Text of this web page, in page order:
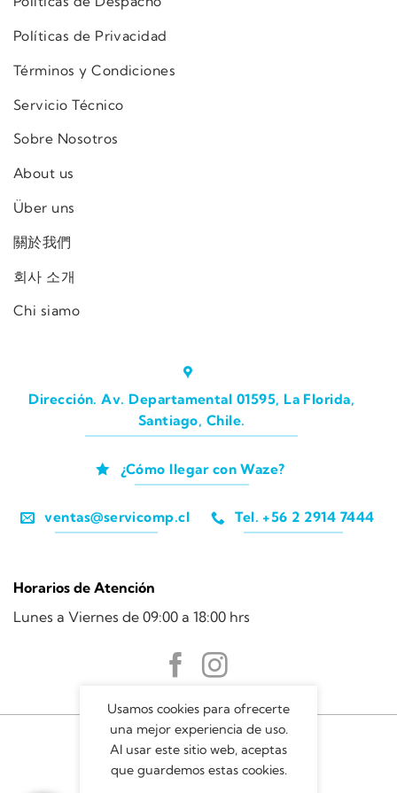
Políticas de Privacidad
Términos y Condiciones
Servicio Técnico
Sobre Nosotros
About us
Über uns
關於我們
회사 소개
Chi siamo
Dirección. Av. Departamental 01595, La Florida,
Santiago, Chile.
¿Cómo llegar con Waze?
ventas@servicomp.cl Tel. +56 2 2914 7444
Horarios de Atención
Lunes a Viernes de 09:00 a 18:00 hrs
Usamos cookies para ofrecerte
una mejor experiencia de uso.
Al usar este sitio web, aceptas
que guardemos estas cookies.